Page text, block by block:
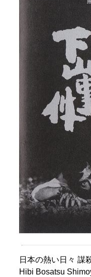
日本の熱い日々 謀
Hibi Bosatsu